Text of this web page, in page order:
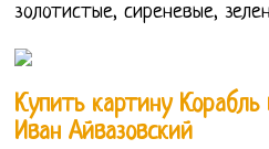
золотистые, сиреневые,
Купить картину
Иван Айвазовский